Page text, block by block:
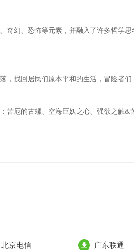
奇幻、恐怖等元素，并融入了许多哲学
，找回居民们原本平和的生活，冒险者
苦厄的古螺、空海巨妖之心、强欲之触&
北京电信 广东联通